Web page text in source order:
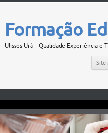
Formação
Ulisses Urá – Qualidade Experiência e
Site